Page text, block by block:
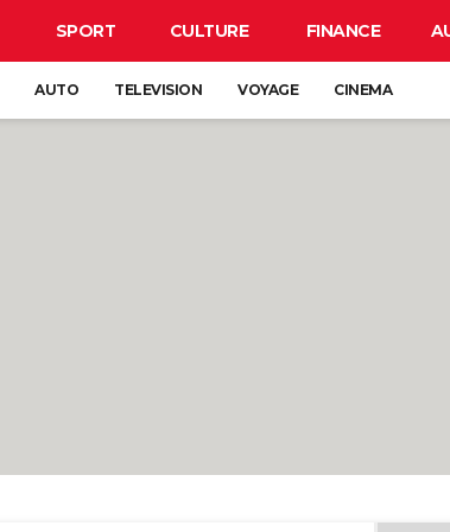
SPORT CULTURE FINANCE
AUTO TELEVISION VOYAGE CINEMA